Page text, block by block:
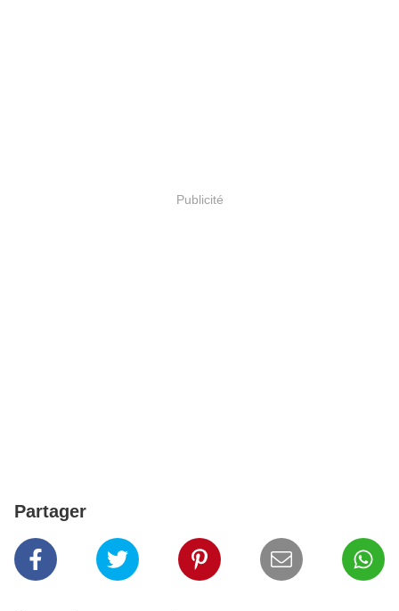
Publicité
Partager